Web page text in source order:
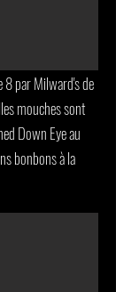
8 par Milward's de
mouches sont
Down Eye au
bonbons à la